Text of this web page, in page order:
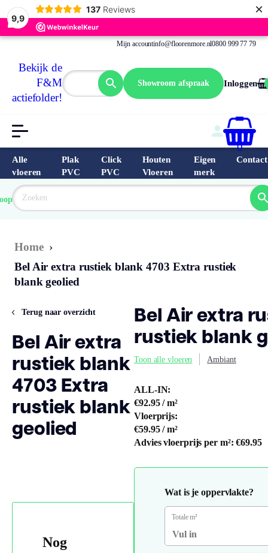
9,9
137 Reviews ×
Mijn accountinfo@floorenmore.nl0800 999 77 79
Bekijk de
F&M
actiefolder!
Showroom afspraak Inloggen
0
Alle
vloeren
Plak
PVC
Click
PVC
Houten
Vloeren
Eigen
merk
Contact
van
Home ›
Bel Air extra rustiek blank 4703 Extra rustiek
blank geolied
Terug naar overzicht
Bel Air extra
rustiek blank
4703 Extra
rustiek blank
geolied
Nog
Bel Air extra
rustiek blank
Toon alle vloeren Ambiant
ALL-IN:
€92.95 / m²
Vloerprijs:
€59.95/ m²
Advies vloerprijs per m²: €69.95
Wat is je oppervlakte?
Totale m²